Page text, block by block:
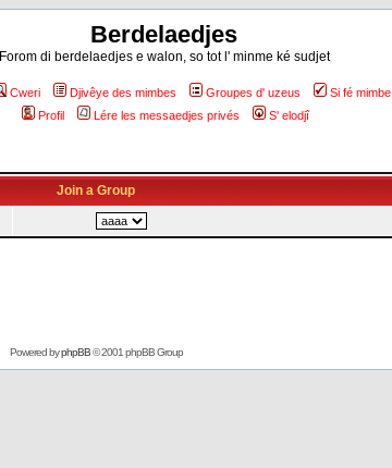
Berdelaedjes
Forom di berdelaedjes e walon, so tot l' minme ké sudjet
Cweri Djivêye des mimbes Groupes d' uzeus
Si fé mimbe
Profil
Lére les messaedjes privés S' elodjî
Join a Group
Powered byphpBB© 2001 phpBB Group